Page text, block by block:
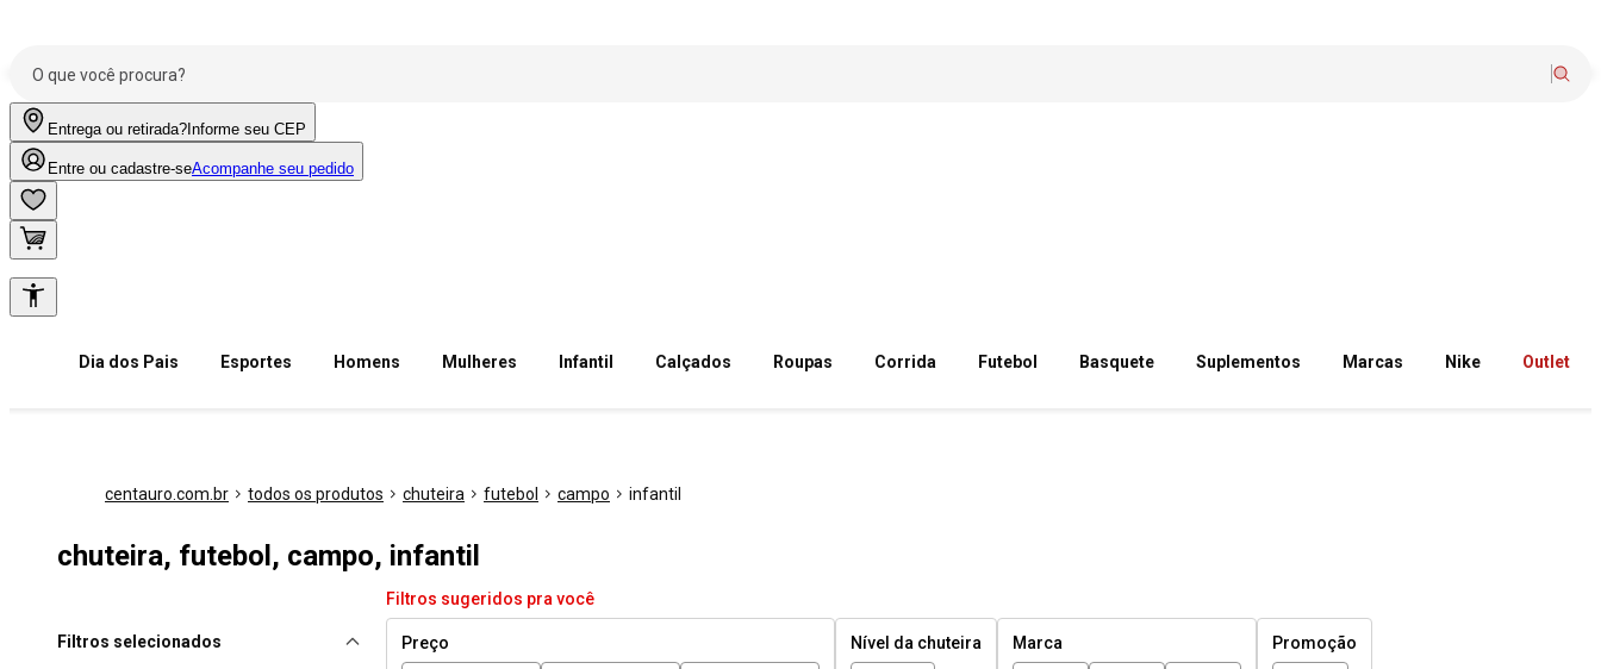
Entrega ou retirada? Informe seu CEP
Entre ou cadastre-seAcompanhe seu pedido
Dia dos Pais Esportes Homens Mulheres Infantil Calçados Roupas Corrida Futebol Basquete Suplementos Marcas Nike Outlet
centauro.com.br todos os produtos chuteira futebol campo infantil
chuteira, futebol, campo, infantil
Filtros selecionados
Filtros sugeridos pra você
Preço
Nível da chuteira
Marca
Promoção